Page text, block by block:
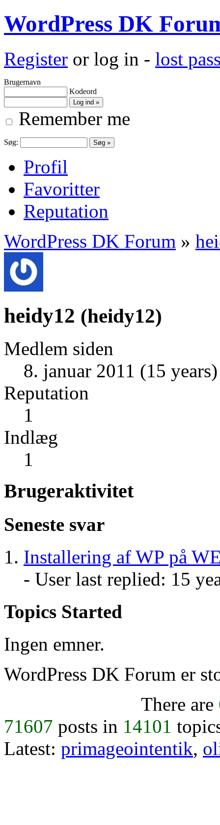
WordPress DK
Register or log in - lost
Brugernavn
Kodeord
Remember me
Søg:
Profil
Favoritter
Reputation
WordPress DK Forum »
heidy12 (heidy12)
Medlem siden
8. januar 2011 (15 years)
Reputation
1
Indlæg
1
Brugeraktivitet
Seneste svar
Installering af WP på
- User last replied: 15
Topics Started
Ingen emner.
WordPress DK Forum er
There are
71607 posts in 14101
Latest: primageointentik,